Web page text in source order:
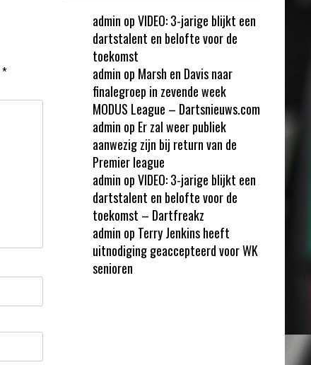
*
admin opVIDEO: 3-jarige blijkt een
dartstalent en belofte voor de
toekomst
admin op Marsh en Davis naar
finalegroep in zevende week
MODUS League – Dartsnieuws.com
admin op Er zal weer publiek
aanwezig zijn bij return van de
Premier league
admin opVIDEO: 3-jarige blijkt een
dartstalent en belofte voor de
toekomst – Dartfreakz
admin op Terry Jenkins heeft
uitnodiging geaccepteerd voor WK
senioren